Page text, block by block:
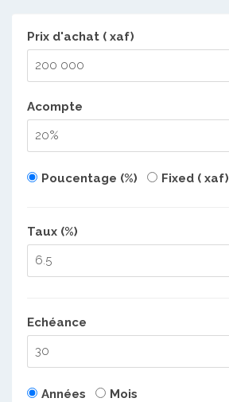
Prix d'achat ( xaf)
Acompte
Poucentage (%) Fixed ( xaf)
Taux (%)
Echéance
Années Mois